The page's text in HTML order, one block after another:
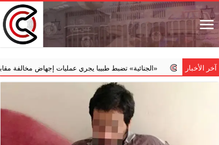
آخر الأخبار‏«الجنائية» تضبط طبيبا يجري عمليات إجهاض مخالفة مقابل مبالغ مالية